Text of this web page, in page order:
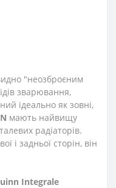
"неозброєним
зварювання,
ідеально як зовні,
мають найвищу
радіаторів.
і задньої сторін, він
Integrale